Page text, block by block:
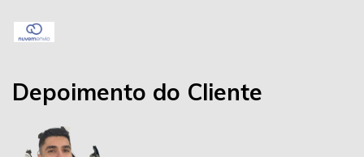
Depoimento do Cliente